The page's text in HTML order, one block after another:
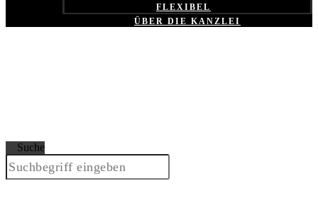
FLEXIBEL
ÜBER DIE KANZLEI
Suche